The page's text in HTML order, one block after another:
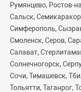
Румянцево, Ростов-
Сальск,
Симферополь,
Смоленск, Серов,
Салават,
Солнечногорск,
Сочи, Тимашевск,
Тольятти, Таганрог,